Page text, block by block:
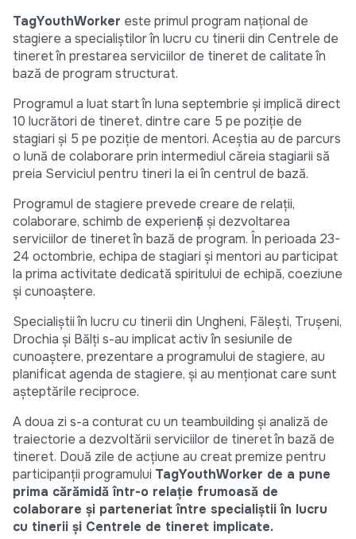
TagYouthWorker este primul program național de
stagiere a specialiștilor în lucru cu tinerii din Centrele de
tineret în prestarea serviciilor de tineret de calitate în
bază de program structurat.
Programul a luat start în luna septembrie și implică direct
10 lucrători de tineret, dintre care 5 pe poziție de
stagiari și 5 pe poziție de mentori. Aceștia au de parcurs
o lună de colaborare prin intermediul căreia stagiarii să
preia Serviciul pentru tineri la ei în centrul de bază.
Programul de stagiere prevede creare de relații,
colaborare, schimb de experiență și dezvoltarea
serviciilor de tineret în bază de program. În perioada 23-
24 octombrie, echipa de stagiari și mentori au participat
la prima activitate dedicată spiritului de echipă, coeziune
și cunoaștere.
Specialiștii în lucru cu tinerii din Ungheni, Fălești, Trușeni,
Drochia și Bălți s-au implicat activ în sesiunile de
cunoaștere, prezentare a programului de stagiere, au
planificat agenda de stagiere, și au menționat care sunt
așteptările reciproce.
A doua zi s-a conturat cu un teambuilding și analiză de
traiectorie a dezvoltării serviciilor de tineret în bază de
tineret. Două zile de acțiune au creat premize pentru
participanții programului TagYouthWorker de a pune
prima cărămidă într-o relație frumoasă de
colaborare și parteneriat între specialiștii în lucru
cu tinerii și Centrele de tineret implicate.